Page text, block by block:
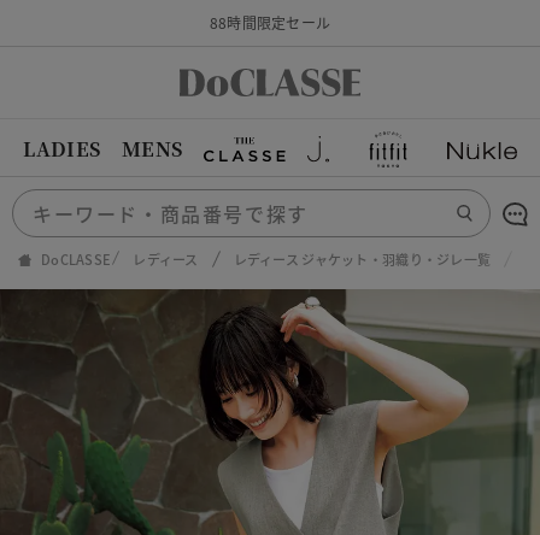
88時間限定セール
LADIES MENS
DoCLASSE レディース レディース ジャケット・羽織り・ジレ一覧